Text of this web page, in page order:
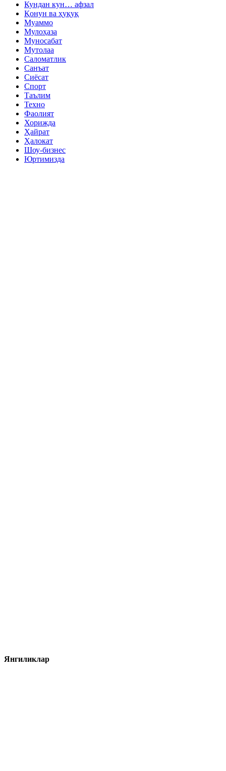
Кундан кун… афзал
Қонун ва ҳуқуқ
Муаммо
Мулоҳаза
Муносабат
Мутолаа
Саломатлик
Санъат
Сиёсат
Спорт
Таълим
Техно
Фаолият
Хорижда
Ҳайрат
Ҳалокат
Шоу-бизнес
Юртимизда
Янгиликлар